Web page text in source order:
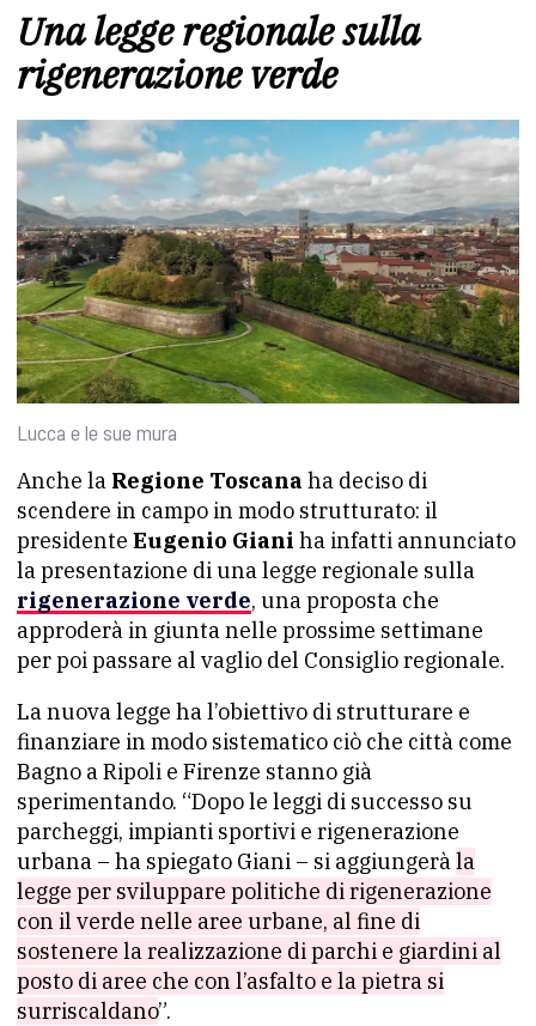
Una legge regionale sulla
rigenerazione verde
Lucca e le sue mura
Anche la Regione Toscana ha deciso di
scendere in campo in modo strutturato: il
presidente Eugenio Giani ha infatti annunciato
la presentazione di una legge regionale sulla
rigenerazione verde, una proposta che
approderà in giunta nelle prossime settimane
per poi passare al vaglio del Consiglio regionale.
La nuova legge ha l’obiettivo di strutturare e
finanziare in modo sistematico ciò che città come
Bagno a Ripoli e Firenze stanno già
sperimentando. “Dopo le leggi di successo su
parcheggi, impianti sportivi e rigenerazione
urbana – ha spiegato Giani – si aggiungeràla
legge per sviluppare politiche di rigenerazione
con il verde nelle aree urbane, al fine di
sostenere la realizzazione di parchi e giardini al
posto di aree che con l’asfalto e la pietra si
surriscaldano”.